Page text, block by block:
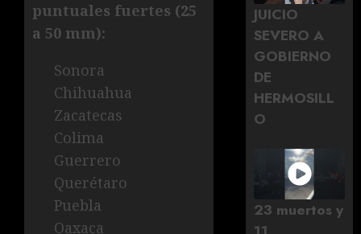
puntuales fuertes (25
a 50 mm):
Sonora
Chihuahua
Zacatecas
Colima
Guerrero
Querétaro
Puebla
Oaxaca
JUICIO
SEVERO A
GOBIERNO
DE
HERMOSILL
O
23 muertos y